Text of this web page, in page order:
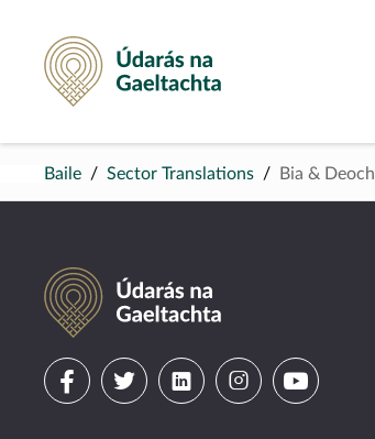
Údarás na Gaeltachta
Baile Sector Translations Bia & Deoch
Údarás na Gaeltachta
VisitVisitVisitVisitVisit